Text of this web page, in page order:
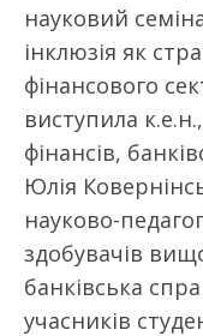
науковий
інклюзія як
фінансового
виступила
фінансів,
Юлія
науково-
здобувачів
банківська
учасників